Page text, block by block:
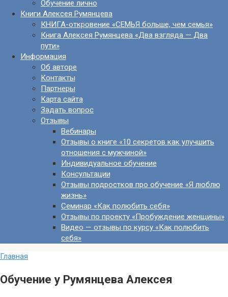
Обучение лично
Книги Алексея Румянцева
КНИГА-откровение «СЕМЬЯ больше, чем семья»
Книга Алексея Румянцева «Два взгляда — Два
пути»
Информация
Об авторе
Контакты
Партнеры
Карта сайта
Задать вопрос
Отзывы
Вебинары
Отзывы о книге «10 секретов как улучшить
отношения с мужчиной»
Индивидуальное обучение
Консультации
Отзывы подростков про обучение «Я люблю
жизнь»
Семинар «Как полюбить себя»
Отзывы по проекту «Пробуждение женщины»
Видео — отзывы по курсу «Как полюбить
себя»
Главная
Обучение у Румянцева Алексея